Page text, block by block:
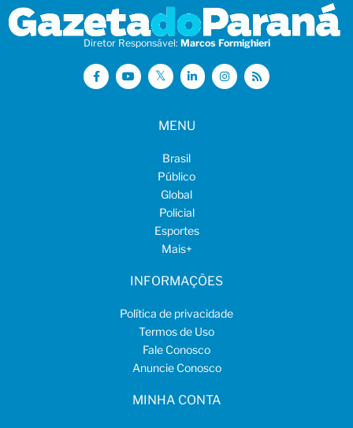
Diretor Responsável: Marcos Formighieri
MENU
Brasil
Público
Global
Policial
Esportes
Mais+
INFORMAÇÕES
Política de privacidade
Termos de Uso
Fale Conosco
Anuncie Conosco
MINHA CONTA